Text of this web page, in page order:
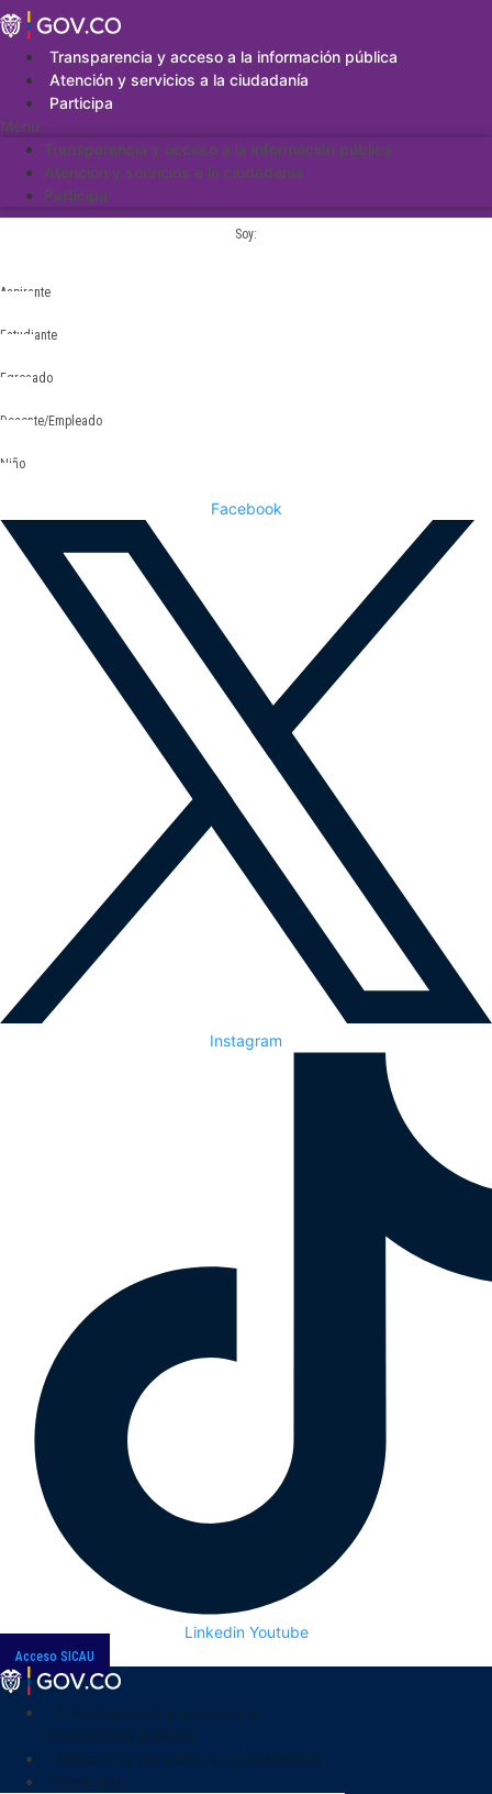
Saltar
al
contenidoTransparencia y acceso a la información pública
Atención y servicios a la ciudadanía
Participa
Menu
Transparencia y acceso a la información pública
Atención y servicios a la ciudadanía
Participa
Soy:
Aspirante
Estudiante
Egresado
Docente/Empleado
Niño
Facebook
Instagram
Linkedin Youtube
Acceso SICAU